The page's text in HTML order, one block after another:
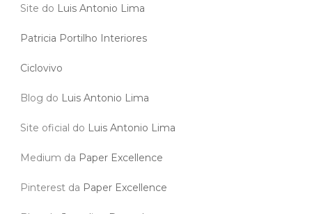
Site do Luis Antonio Lima
Patricia Portilho Interiores
Ciclovivo
Blog do Luis Antonio Lima
Site oficial do Luis Antonio Lima
Medium da Paper Excellence
Pinterest da Paper Excellence